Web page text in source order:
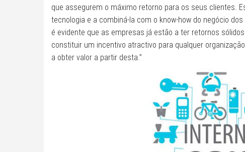
que assegurem o máximo retorno para os seus clientes.
tecnologia e a combiná-la com o know-how do negócio
é evidente que as empresas já estão a ter retornos
constituir um incentivo atractivo para qualquer
a obter valor a partir desta.”